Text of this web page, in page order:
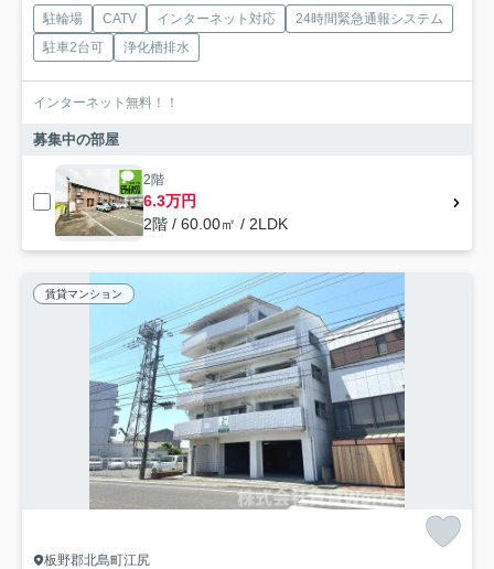
駐輪場 CATV インターネット対応
24時間緊急通報システム
駐車2台可
浄化槽排水
インターネット無料！！
募集中の部屋
2階
6.3万円
2階 / 60.00㎡ / 2LDK
賃貸マンション
板野郡北島町江尻